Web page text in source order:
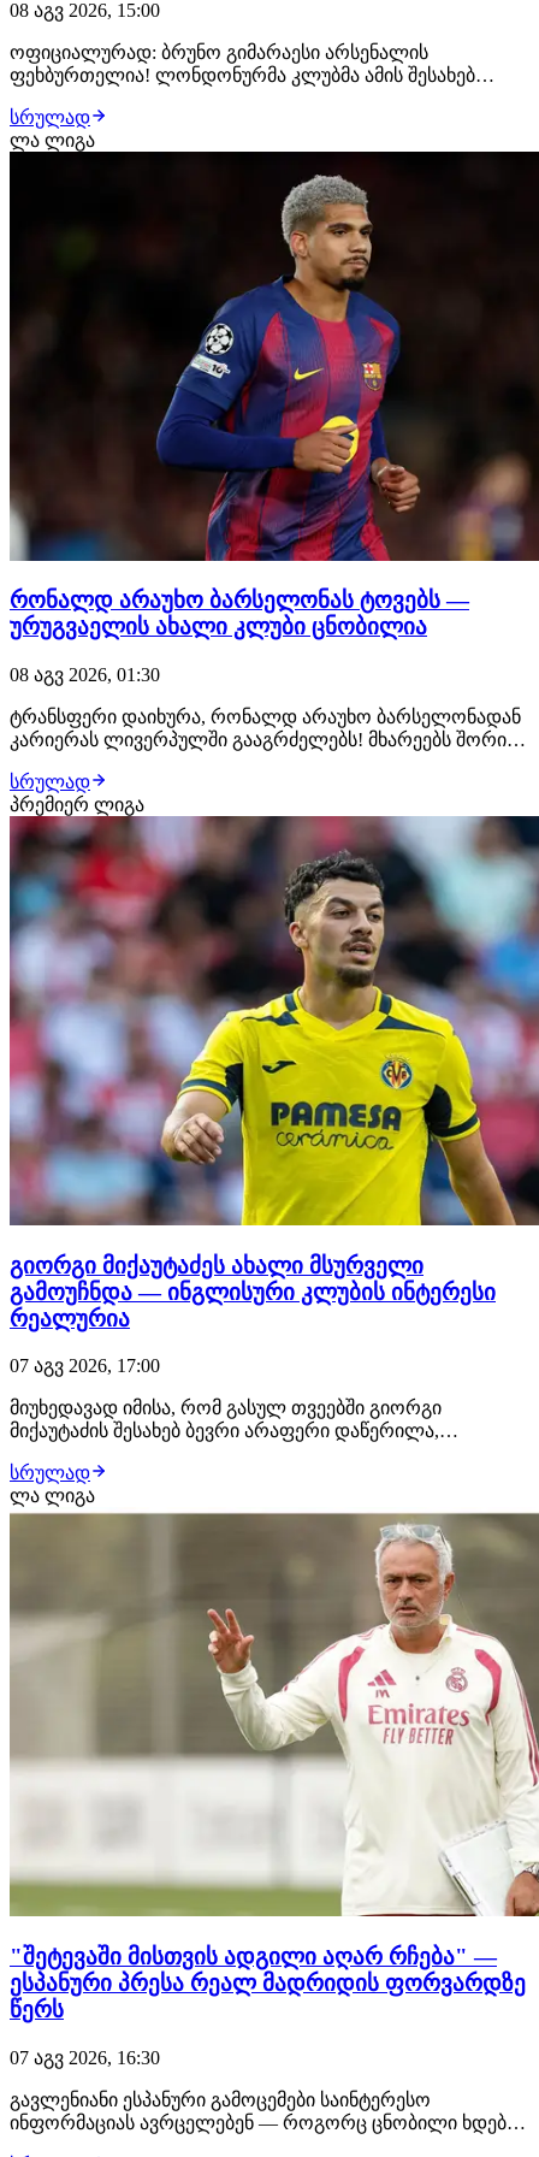
08 აგვ 2026, 15:00
ოფიციალურად: ბრუნო გიმარაესი არსენალის
ფეხბურთელია! ლონდონურმა კლუბმა ამის შესახებ
ბრაზილიელმა ნახევარმცველმა არსენალთან
კონტრაქტი 2030 წლამდე გააფორმა, მხარეებს შორის კი
სრულად
ლა ლიგა
რონალდ არაუხო ბარსელონას ტოვებს —
ურუგვაელის ახალი კლუბი ცნობილია
08 აგვ 2026, 01:30
ტრანსფერი დაიხურა, რონალდ არაუხო ბარსელონადან
კარიერას ლივერპულში გააგრძელებს! მხარეებს შორის
მცველს ახალ კლუბში უკვე ელოდებიან, სადაც
სამედიცინო შემოწმებას გაივლის და კონტრაქტს ხელს
მოაწერს. როგორც ცნობილი ხდება, მხარეებს შორის 1-
წლიან…
სრულად
პრემიერ ლიგა
გიორგი მიქაუტაძეს ახალი მსურველი
გამოუჩნდა — ინგლისური კლუბის ინტერესი
რეალურია
07 აგვ 2026, 17:00
მიუხედავად იმისა, რომ გასულ თვეებში გიორგი
მიქაუტაძის შესახებ ბევრი არაფერი დაწერილა,
ფანჯრის ერთ-ერთ მოთხოვნად ფეხბურთელად ამ
დრომდე რჩება. როგორც ჩვენთვის ხდება ცნობილი,
ქართველი თავდამსხმელით ტოტენჰემი ინტერესდება.
სრულად
ლა ლიგა
"შეტევაში მისთვის ადგილი აღარ რჩება" —
ესპანური პრესა რეალ მადრიდის ფორვარდზე
წერს
07 აგვ 2026, 16:30
გავლენიანი ესპანური გამოცემები საინტერესო
ინფორმაციას ავრცელებენ — როგორც ცნობილი ხდება,